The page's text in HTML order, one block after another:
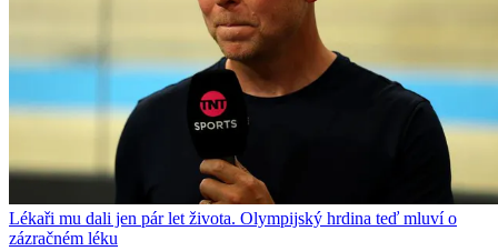
Lékaři mu dali jen pár let života. Olympijský hrdina teď mluví o
zázračném léku